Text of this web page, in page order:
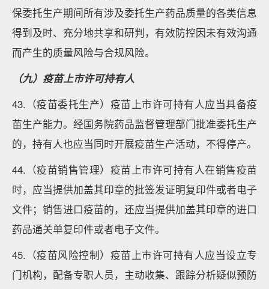
保委托生产期间所有涉及委托生产药品质量的各类信息
得到及时、充分地共享和研判，有效防控因未有效沟通
而产生的质量风险与合规风险。
（九）疫苗上市许可持有人
43.（疫苗委托生产）疫苗上市许可持有人应当具备疫
苗生产能力。经国务院药品监督管理部门批准委托生产
的，持有人也应当同时开展疫苗生产活动，不得停产。
44.（疫苗销售管理）疫苗上市许可持有人在销售疫苗
时，应当提供加盖其印章的批签发证明复印件或者电子
文件；销售进口疫苗的，还应当提供加盖其印章的进口
药品通关单复印件或者电子文件。
45.（疫苗风险控制）疫苗上市许可持有人应当设立专
门机构，配备专职人员，主动收集、跟踪分析疑似预防